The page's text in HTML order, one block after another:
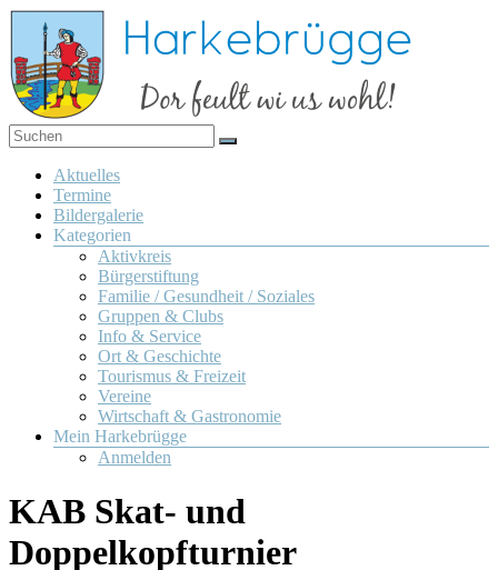
Zum
Inhalt
springen
Harkebrügge
Dor
feult
wi us
wohl!
Menü
Aktuelles
Termine
Bildergalerie
Kategorien
Aktivkreis
Bürgerstiftung
Familie / Gesundheit / Soziales
Gruppen & Clubs
Info & Service
Ort & Geschichte
Tourismus & Freizeit
Vereine
Wirtschaft & Gastronomie
Mein Harkebrügge
Anmelden
KAB Skat- und
Doppelkopfturnier